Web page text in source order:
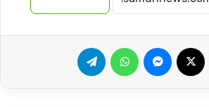
فيسبوك ماسنجر واتساب